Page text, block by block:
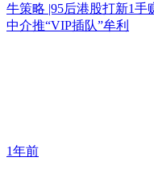
牛策略 |95后港股打新1手
中介推“VIP插队”牟利
1年前